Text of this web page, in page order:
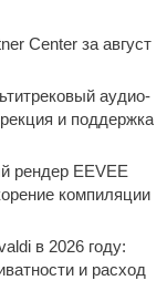
Center за август
аудио-
и поддержка
рендер EEVEE
компиляции
в 2026 году:
и расход